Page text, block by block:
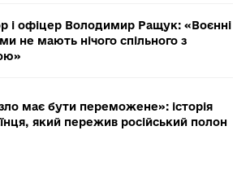
і офіцер Володимир Ращук: «Воєнні
не мають нічого спільного з
має бути переможене»: історія
який пережив російський полон